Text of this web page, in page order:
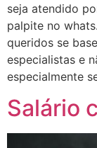
seja atendido
palpite no
queridos se
especialistas e
especialmente
Salário